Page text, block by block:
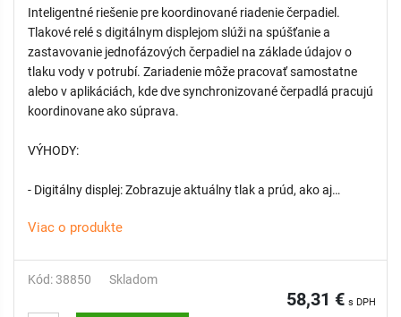
Inteligentné riešenie pre koordinované riadenie čerpadiel.
Tlakové relé s digitálnym displejom slúži na spúšťanie a
zastavovanie jednofázových čerpadiel na základe údajov o
tlaku vody v potrubí. Zariadenie môže pracovať samostatne
alebo v aplikáciách, kde dve synchronizované čerpadlá pracujú
koordinovane ako súprava.
VÝHODY:
- Digitálny displej: Zobrazuje aktuálny tlak a prúd, ako aj
baroch, psi a A).
- Ochrana proti chodu nasucho: Detekcia nedostatku vody a
následné opätovné spustenie chráni čerpadlá pred
Viac o produkte
Kód: 38850 Skladom
58,31 € s DPH